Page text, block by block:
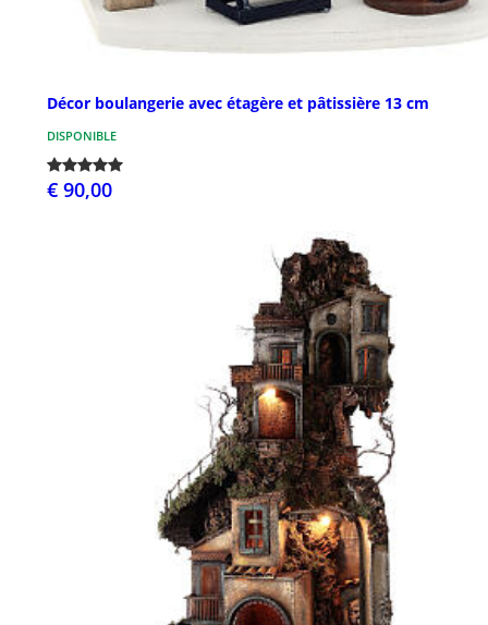
Décor boulangerie avec étagère et pâtissière 13 cm
DISPONIBLE
€ 90,00